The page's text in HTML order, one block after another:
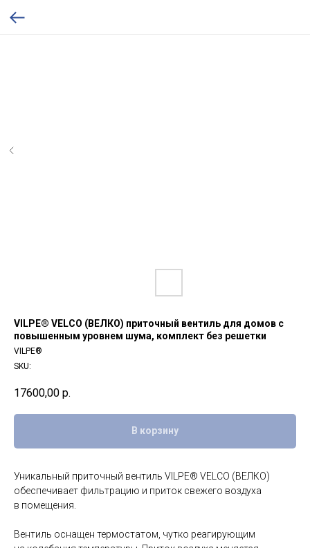
VILPE® VELCO (ВЕЛКО) приточный вентиль для домов с
повышенным уровнем шума, комплект без решетки
VILPE®
SKU:
17600,00 р.
В корзину
Уникальный приточный вентиль VILPE® VELCO (ВЕЛКО)
обеспечивает фильтрацию и приток свежего воздуха
в помещения.
Вентиль оснащен термостатом, чутко реагирующим